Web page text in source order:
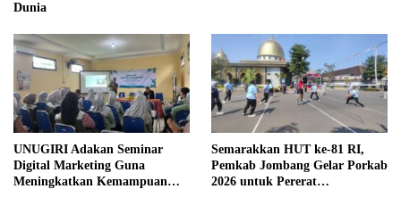
Dunia
UNUGIRI Adakan Seminar
Digital Marketing Guna
Meningkatkan Kemampuan
Semarakkan HUT ke-81 RI,
Pemkab Jombang Gelar Porkab
2026 untuk Pererat